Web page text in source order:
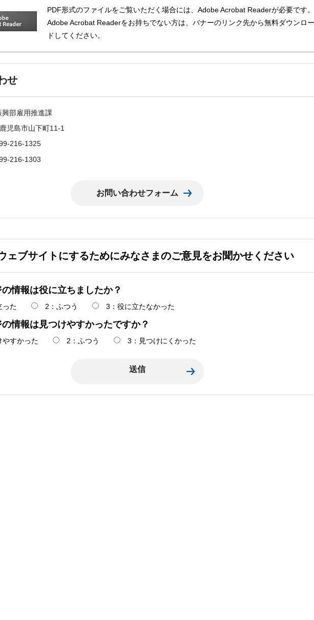
PDF形式のファイルをご覧いただく場合には、Adobe Acrobat Readerが必要です。
Adobe Acrobat Readerをお持ちでない方は、バナーのリンク先から無料ダウンロー
ドしてください。
せ
部雇用推進課
児島市山下町11-1
216-1325
216-1303
ェブサイトにするためにみなさまのご意見をお聞かせください
情報は役に立ちましたか？
った 2：ふつう 3：役に立たなかった
情報は見つけやすかったですか？
やすかった 2：ふつう 3：見つけにくかった